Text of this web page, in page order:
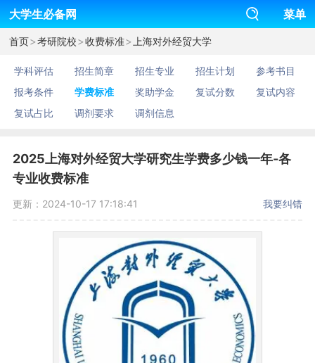
大学生必备网 菜单
首页>考研院校>收费标准> 上海对外经贸大学
学科评估 招生简章 招生专业 招生计划
参考书目
报考条件
学费标准 奖助学金 复试分数
复试内容
复试占比
调剂要求 调剂信息
2025上海对外经贸大学研究生学费多少钱一年-各
专业收费标准
更新：2024-10-17 17:18:41 我要纠错